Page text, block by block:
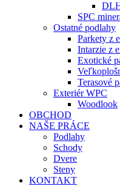
SPC
Ostatné podlahy
Parkety z
Intarzie z
Exotické
Terasové
Exteriér WPC
Woodlook
OBCHOD
NAŠE PRÁCE
Podlahy
Schody
Dvere
Steny
KONTAKT